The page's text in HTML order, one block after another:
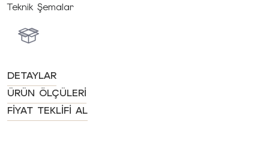
Teknik Şemalar
DETAYLAR
ÜRÜN ÖLÇÜLERI
FIYAT TEKLIFI AL